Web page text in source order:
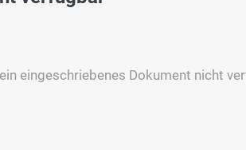
eingeschriebenes Dokument nicht